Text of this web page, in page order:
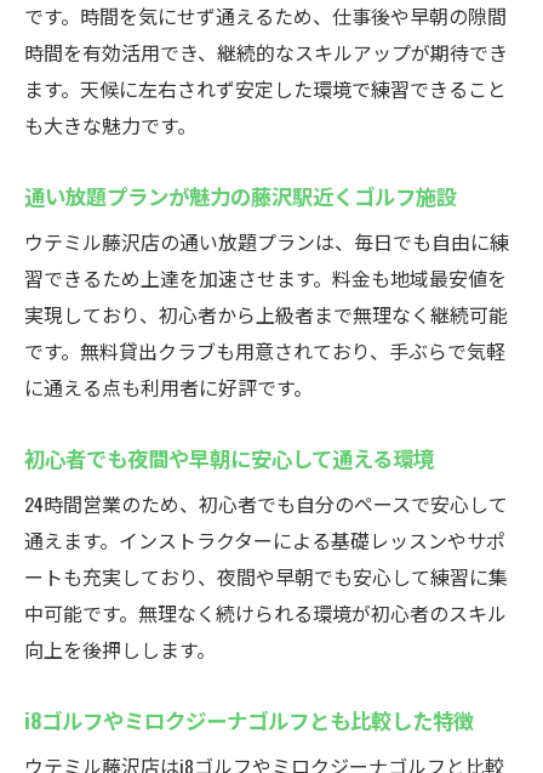
です。時間を気にせず通えるため、仕事後や早朝の隙間
時間を有効活用でき、継続的なスキルアップが期待でき
ます。天候に左右されず安定した環境で練習できること
も大きな魅力です。
通い放題プランが魅力の藤沢駅近くゴルフ施設
ウテミル藤沢店の通い放題プランは、毎日でも自由に練
習できるため上達を加速させます。料金も地域最安値を
実現しており、初心者から上級者まで無理なく継続可能
です。無料貸出クラブも用意されており、手ぶらで気軽
に通える点も利用者に好評です。
初心者でも夜間や早朝に安心して通える環境
24時間営業のため、初心者でも自分のペースで安心して
通えます。インストラクターによる基礎レッスンやサポ
ートも充実しており、夜間や早朝でも安心して練習に集
中可能です。無理なく続けられる環境が初心者のスキル
向上を後押しします。
i8ゴルフやミロクジーナゴルフとも比較した特徴
ウテミル藤沢店はi8ゴルフやミロクジーナゴルフと比較